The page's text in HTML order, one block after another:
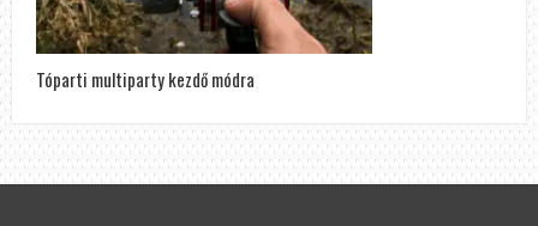
Tóparti multiparty kezdő módra